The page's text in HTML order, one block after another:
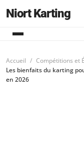
Niort Karting
Accueil
Compétitions et
Les bienfaits du karting
en 2026